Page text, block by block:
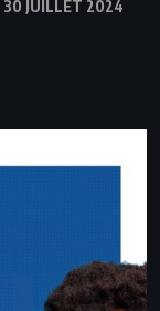
30 JUILLET 2024